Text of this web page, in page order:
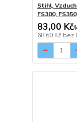
Stihl,
FS300, FS350
83,00 Kč/
68,60 Kč bez